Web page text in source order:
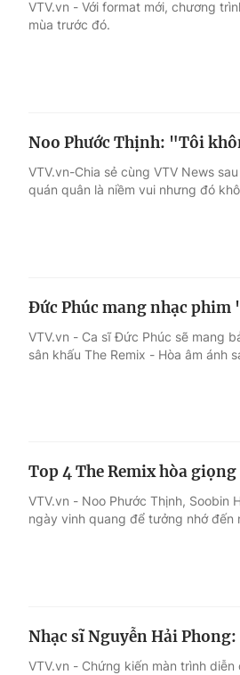
VTV.vn - Với format mới, chương
mùa trước đó.
Noo Phước Thịnh: "Tôi
VTV.vn-Chia sẻ cùng VTV News
quán quân là niềm vui nhưng đó
Đức Phúc mang nhạc phim
VTV.vn - Ca sĩ Đức Phúc sẽ mang
sân khấu The Remix - Hòa âm ánh
Top 4 The Remix hòa
VTV.vn - Noo Phước Thịnh, Soobin
ngày vinh quang để tưởng nhớ đến
Nhạc sĩ Nguyễn Hải
VTV.vn - Chứng kiến màn trình